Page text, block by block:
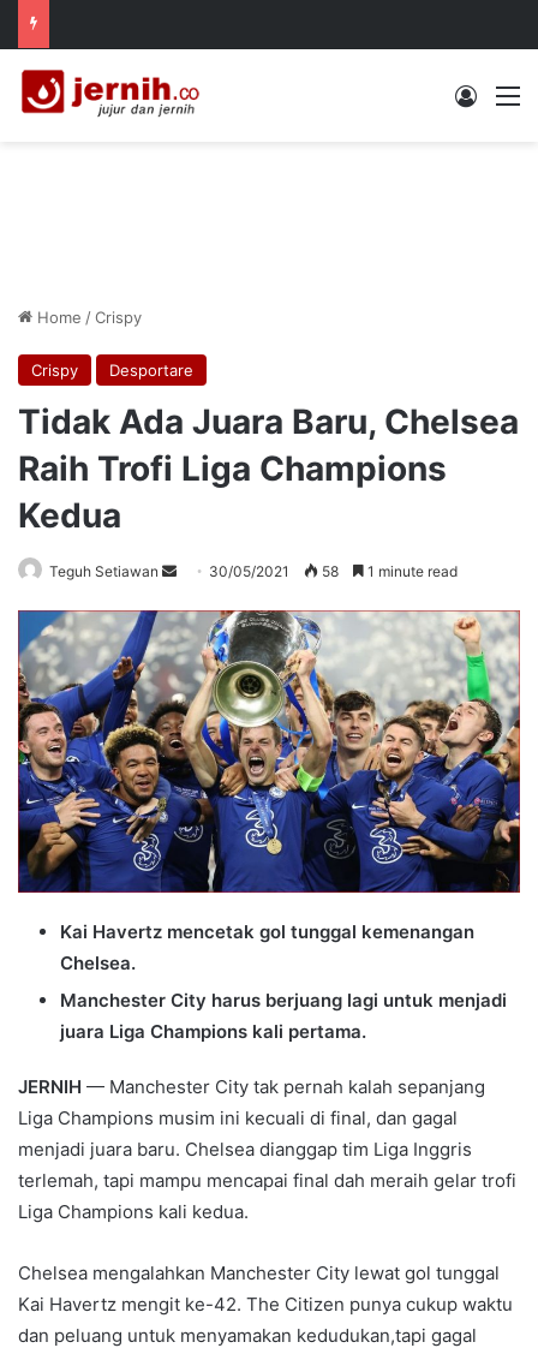
Log In
Home /Crispy
Crispy Desportare
Tidak Ada Juara Baru, Chelsea
Raih Trofi Liga Champions
Kedua
Teguh Setiawan
Send
email
30/05/2021 58 1 minute read
Kai Havertz mencetak gol tunggal kemenangan
Chelsea.
Manchester City harus berjuang lagi untuk menjadi
juara Liga Champions kali pertama.
JERNIH — Manchester City tak pernah kalah sepanjang
Liga Champions musim ini kecuali di final, dan gagal
menjadi juara baru. Chelsea dianggap tim Liga Inggris
terlemah, tapi mampu mencapai final dah meraih gelar trofi
Liga Champions kali kedua.
Chelsea mengalahkan Manchester City lewat gol tunggal
Kai Havertz mengit ke-42. The Citizen punya cukup waktu
dan peluang untuk menyamakan kedudukan,tapi gagal